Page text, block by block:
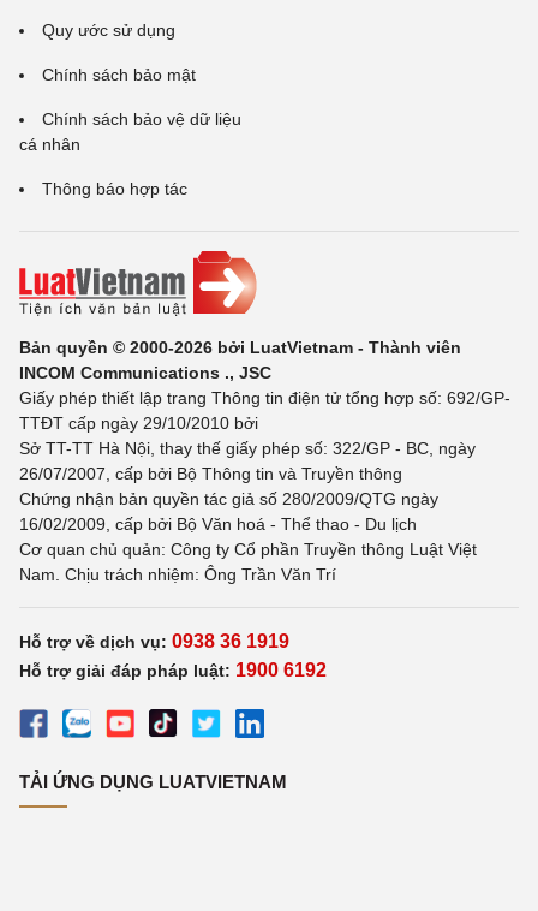
Quy ước sử dụng
Chính sách bảo mật
Chính sách bảo vệ dữ liệu
cá nhân
Thông báo hợp tác
Bản quyền © 2000-2026 bởi LuatVietnam - Thành viên
INCOM Communications ., JSC
Giấy phép thiết lập trang Thông tin điện tử tổng hợp số: 692/GP-
TTĐT cấp ngày 29/10/2010 bởi
Sở TT-TT Hà Nội, thay thế giấy phép số: 322/GP - BC, ngày
26/07/2007, cấp bởi Bộ Thông tin và Truyền thông
Chứng nhận bản quyền tác giả số 280/2009/QTG ngày
16/02/2009, cấp bởi Bộ Văn hoá - Thể thao - Du lịch
Cơ quan chủ quản: Công ty Cổ phần Truyền thông Luật Việt
Nam. Chịu trách nhiệm: Ông Trần Văn Trí
Hỗ trợ về dịch vụ: 0938 36 1919
Hỗ trợ giải đáp pháp luật: 1900 6192
TẢI ỨNG DỤNG LUATVIETNAM